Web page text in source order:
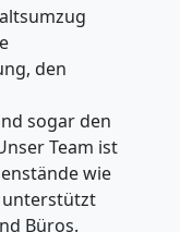
den
sogar den
Team ist
wie
unterstützt
Büros.